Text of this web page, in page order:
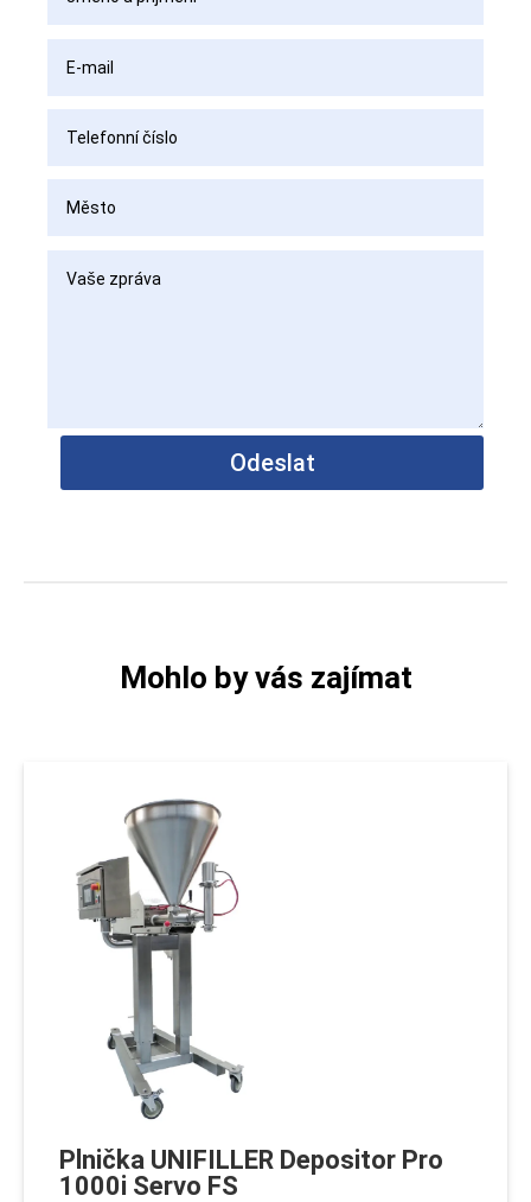
Odeslat
Mohlo by vás zajímat
Plnička UNIFILLER Depositor Pro
1000i Servo FS